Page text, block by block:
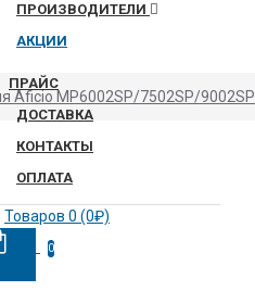
ПРОИЗВОДИТЕЛИ
АКЦИИ
ПРАЙС
ДОСТАВКА
КОНТАКТЫ
ОПЛАТА
Товаров 0 (0₽)
0
Aficio MP6002SP/7502SP/9002SP